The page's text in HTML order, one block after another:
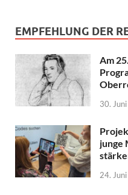
EMPFEHLUNG DER
Am
30.
junge
24.